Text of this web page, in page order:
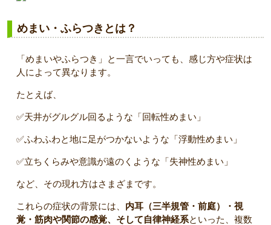
めまい・ふらつきとは？
「めまいやふらつき」と一言でいっても、感じ方や症状は
人によって異なります。
たとえば、
✅天井がグルグル回るような「回転性めまい」
✅ふわふわと地に足がつかないような「浮動性めまい」
✅立ちくらみや意識が遠のくような「失神性めまい」
など、その現れ方はさまざまです。
これらの症状の背景には、 内耳（三半規管・前庭）・視
覚・筋肉や関節の感覚、そして自律神経系といった、複数